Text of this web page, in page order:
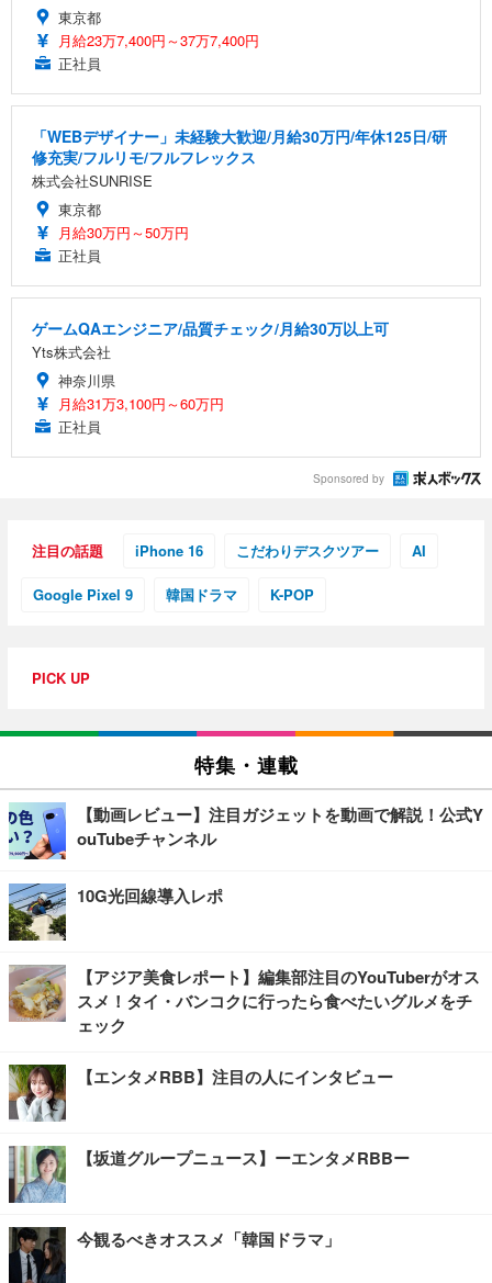
東京都
月給23万7,400円～37万7,400円
正社員
「WEBデザイナー」未経験大歓迎/月給30万円/年休125日/研
修充実/フルリモ/フルフレックス
株式会社SUNRISE
東京都
月給30万円～50万円
正社員
ゲームQAエンジニア/品質チェック/月給30万以上可
Yts株式会社
神奈川県
月給31万3,100円～60万円
正社員
Sponsored by
注目の話題 iPhone 16 こだわりデスクツアー AI
Google Pixel 9 韓国ドラマ K-POP
PICK UP
特集・連載
【動画レビュー】注目ガジェットを動画で解説！公式Y
ouTubeチャンネル
10G光回線導入レポ
【アジア美食レポート】編集部注目のYouTuberがオス
スメ！タイ・バンコクに行ったら食べたいグルメをチ
ェック
【エンタメRBB】注目の人にインタビュー
【坂道グループニュース】ーエンタメRBBー
今観るべきオススメ「韓国ドラマ」